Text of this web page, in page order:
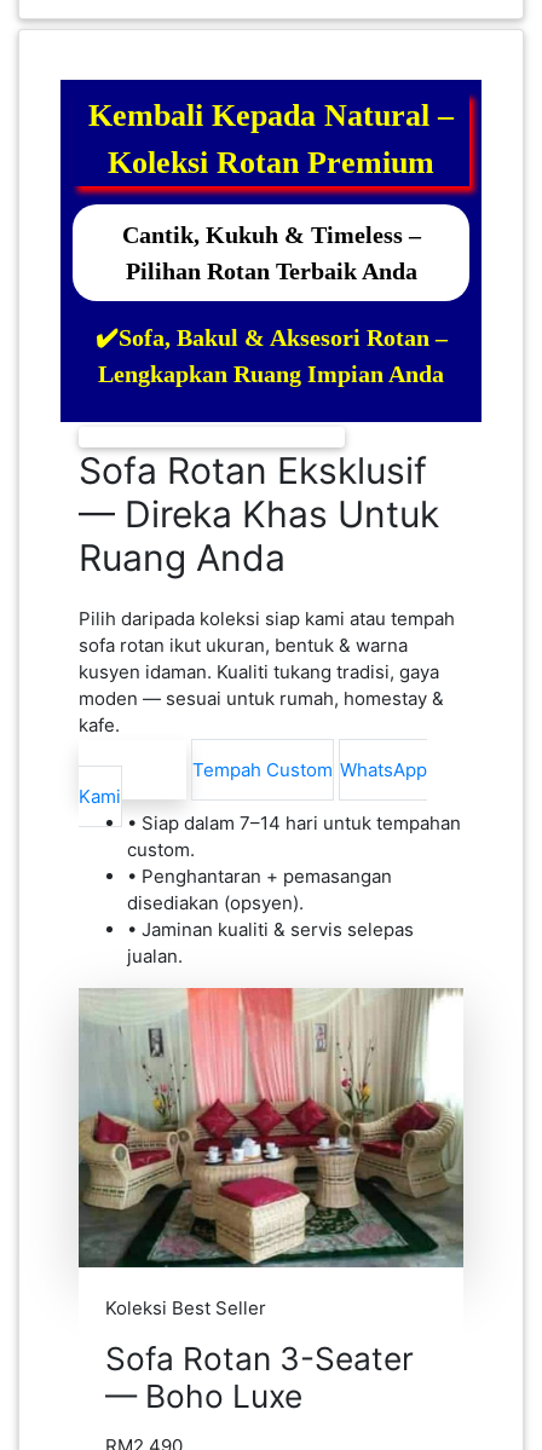
Kembali Kepada Natural –
Koleksi Rotan Premium
Cantik, Kukuh & Timeless –
Pilihan Rotan Terbaik Anda
✔️Sofa, Bakul & Aksesori Rotan –
Lengkapkan Ruang Impian Anda
Sofa Rotan Eksklusif
— Direka Khas Untuk
Ruang Anda
Pilih daripada koleksi siap kami atau tempah
sofa rotan ikut ukuran, bentuk & warna
kusyen idaman. Kualiti tukang tradisi, gaya
moden — sesuai untuk rumah, homestay &
kafe.
Lihat Koleksi
Tempah Custom WhatsApp
Kami
• Siap dalam 7–14 hari untuk tempahan
custom.
• Penghantaran + pemasangan
disediakan (opsyen).
• Jaminan kualiti & servis selepas
jualan.
Koleksi Best Seller
Sofa Rotan 3-Seater
— Boho Luxe
BENDA(1)
KEPERLUAN(16)
SELECT NEGERI
SELANGOR(37)
PAHANG(13)
KELANTAN(22)
NEGERI
SEMBILAN(10)
KEDAH(13)
TERENGGANU(12)
SARAWAK(2)
JOHOR(8)
MELAKA(53)
PERLIS(6)